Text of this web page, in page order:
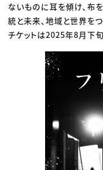
ないものに耳を傾け、布
統と未来、地域と世界を
チケットは2025年8月下